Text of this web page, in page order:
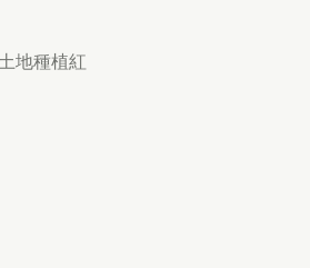
地種植紅